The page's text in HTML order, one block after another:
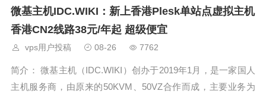
全场主机
微基主机IDC.WIKI：新上香港Plesk单站点虚拟主机
香港CN2线路38元/年起 超级便宜
vps用户投稿 08-26 7762
简介： 微基主机（IDC.WIKI）创办于2019年1月，是一家国人
主机服务商，由原来的50KVM、50VZ合作而成，主要业务为